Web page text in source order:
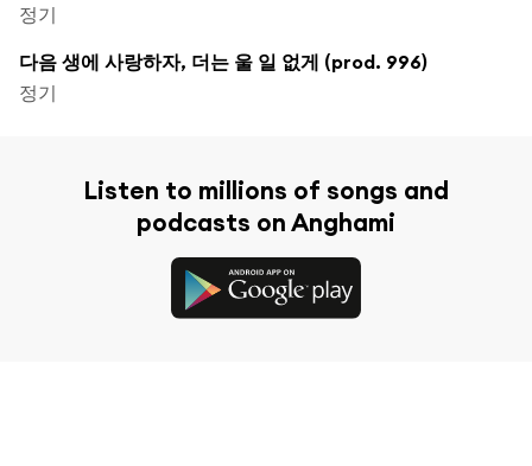
정기
다음 생에 사랑하자, 더는 울 일 없게 (prod. 996)
정기
Listen to millions of songs and
podcasts on Anghami